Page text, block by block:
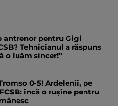
antrenor pentru Gigi
Tehnicianul a răspuns
o luăm sincer!”
0-5! Ardelenii, pe
încă o rușine pentru